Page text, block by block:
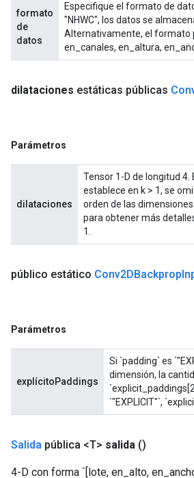
formato
de
datos
Especifique el formato de
"NHWC", los datos se
Alternativamente, el formato
en_canales, en_altura,
dilataciones estáticas públicas
Parámetros
dilataciones
Tensor 1-D de longitud
establece en k > 1, se
orden de las
para obtener más
1.
público estático Conv2DBackprop
Parámetros
explícitoPaddings
Si `padding` es
dimensión, la
`"EXPLICIT"`,
Salida pública <T> salida ()
4-D con forma `[lote, en_alto,